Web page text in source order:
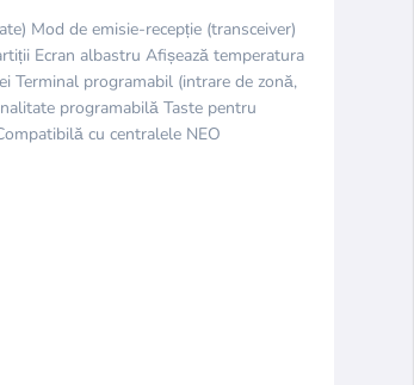
Mod de emisie-recepție (transceiver)
Ecran albastru Afișează temperatura
Terminal programabil (intrare de zonă,
programabilă Taste pentru
cu centralele NEO